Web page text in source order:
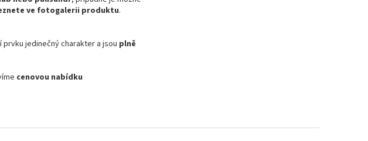
ve fotogalerii produktu.
jedinečný charakter a jsou plně
cenovou nabídku